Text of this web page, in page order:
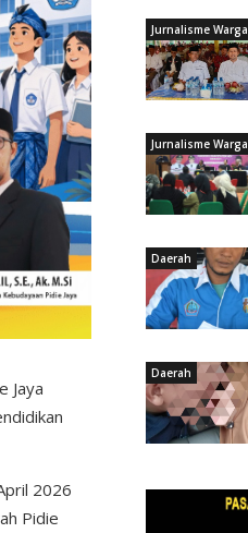
Jaya
2026
Pidie
Jurnalisme Warga
Jurnalisme Warga
Daerah
Daerah